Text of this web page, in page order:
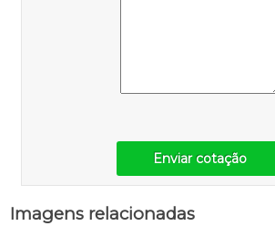
Enviar cotação
Imagens relacionadas